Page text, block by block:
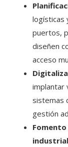
logísticas
puertos,
diseñen
acceso
implantar
sistemas
gestión